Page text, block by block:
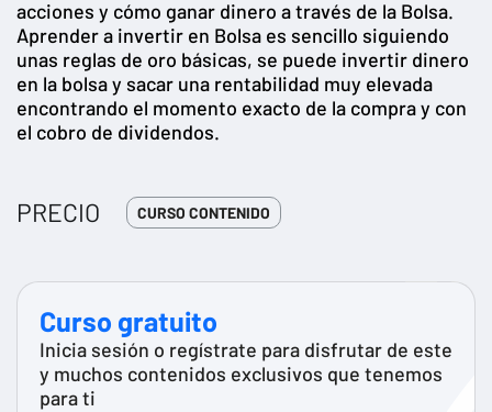
acciones y cómo ganar dinero a través de la Bolsa.
Aprender a invertir en Bolsa es sencillo siguiendo
unas reglas de oro básicas, se puede invertir dinero
en la bolsa y sacar una rentabilidad muy elevada
encontrando el momento exacto de la compra y con
el cobro de dividendos.
PRECIO CURSO CONTENIDO
Curso gratuito
Inicia sesión o regístrate para disfrutar de este
y muchos contenidos exclusivos que tenemos
para ti